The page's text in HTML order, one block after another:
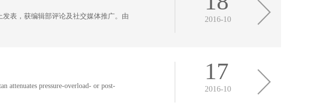
表，获编辑部评论及社交媒体推广。由
2016-10
pressure-overload- or post-
17
2016-10